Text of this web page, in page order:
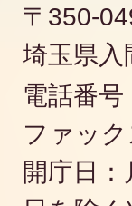
〒350-
埼玉県入
電話番号
ファッ
開庁日